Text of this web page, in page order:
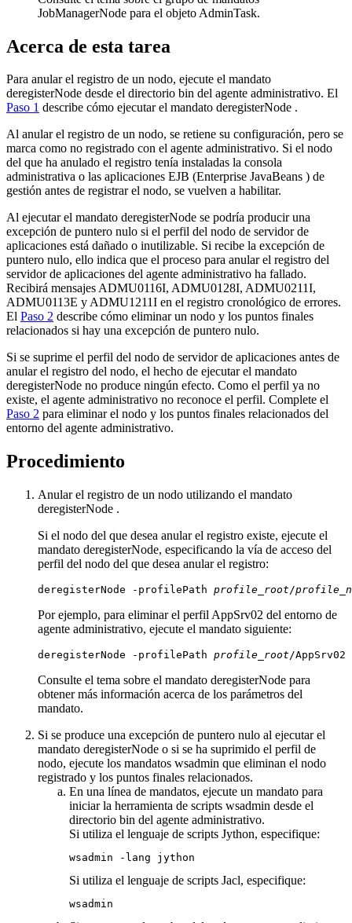
JobManagerNode para el objeto AdminTask.
Acerca de esta tarea
Para anular el registro de un nodo, ejecute el mandato
deregisterNode desde el directorio bin del agente administrativo. El
Paso 1 describe cómo ejecutar el mandato deregisterNode .
Al anular el registro de un nodo, se retiene su configuración, pero se
marca como no registrado con el agente administrativo. Si el nodo
del que ha anulado el registro tenía instaladas la consola
administrativa o las aplicaciones EJB (Enterprise JavaBeans ) de
gestión antes de registrar el nodo, se vuelven a habilitar.
Al ejecutar el mandato deregisterNode se podría producir una
excepción de puntero nulo si el perfil del nodo de servidor de
aplicaciones está dañado o inutilizable. Si recibe la excepción de
puntero nulo, ello indica que el proceso para anular el registro del
servidor de aplicaciones del agente administrativo ha fallado.
Recibirá mensajes ADMU0116I, ADMU0128I, ADMU0211I,
ADMU0113E y ADMU1211I en el registro cronológico de errores.
El Paso 2 describe cómo eliminar un nodo y los puntos finales
relacionados si hay una excepción de puntero nulo.
Si se suprime el perfil del nodo de servidor de aplicaciones antes de
anular el registro del nodo, el hecho de ejecutar el mandato
deregisterNode no produce ningún efecto. Como el perfil ya no
existe, el agente administrativo no reconoce el perfil. Complete el
Paso 2 para eliminar el nodo y los puntos finales relacionados del
entorno del agente administrativo.
Procedimiento
Anular el registro de un nodo utilizando el mandato
deregisterNode .
Si el nodo del que desea anular el registro existe, ejecute el
mandato deregisterNode, especificando la vía de acceso del
perfil del nodo del que desea anular el registro:
deregisterNode -profilePath profile_root/
Por ejemplo, para eliminar el perfil AppSrv02 del entorno de
agente administrativo, ejecute el mandato siguiente:
deregisterNode -profilePath profile_root/AppSrv02
Consulte el tema sobre el mandato deregisterNode para
obtener más información acerca de los parámetros del
mandato.
Si se produce una excepción de puntero nulo al ejecutar el
mandato deregisterNode o si se ha suprimido el perfil de
nodo, ejecute los mandatos wsadmin que eliminan el nodo
registrado y los puntos finales relacionados.
En una línea de mandatos, ejecute un mandato para
iniciar la herramienta de scripts wsadmin desde el
directorio bin del agente administrativo.
Si utiliza el lenguaje de scripts Jython, especifique:
wsadmin -lang jython
Si utiliza el lenguaje de scripts Jacl, especifique:
wsadmin